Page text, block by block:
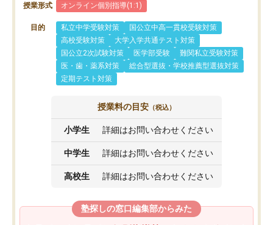
授業形式 オンライン個別指導(1:1)
目的 私立中学受験対策
国公立中高一貫校受験対策
高校受験対策
大学入学共通テスト対策
国公立2次試験対策
医学部受験
難関私立受験対策
医・歯・薬系対策
総合型選抜・学校推薦型選抜対策
定期テスト対策
授業料の目安 （税込）
小学生 詳細はお問い合わせください
中学生 詳細はお問い合わせください
高校生 詳細はお問い合わせください
塾探しの窓口編集部からみた